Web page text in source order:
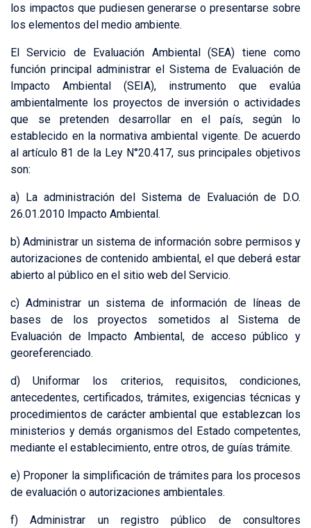
los impactos que pudiesen generarse o presentarse sobre
los elementos del medio ambiente.
El Servicio de Evaluación Ambiental (SEA) tiene como
función principal administrar el Sistema de Evaluación de
Impacto Ambiental (SEIA), instrumento que evalúa
ambientalmente los proyectos de inversión o actividades
que se pretenden desarrollar en el país, según lo
establecido en la normativa ambiental vigente. De acuerdo
al artículo 81 de la Ley N°20.417, sus principales objetivos
son:
a) La administración del Sistema de Evaluación de D.O.
26.01.2010 Impacto Ambiental.
b) Administrar un sistema de información sobre permisos y
autorizaciones de contenido ambiental, el que deberá estar
abierto al público en el sitio web del Servicio.
c) Administrar un sistema de información de líneas de
bases de los proyectos sometidos al Sistema de
Evaluación de Impacto Ambiental, de acceso público y
georeferenciado.
d) Uniformar los criterios, requisitos, condiciones,
antecedentes, certificados, trámites, exigencias técnicas y
procedimientos de carácter ambiental que establezcan los
ministerios y demás organismos del Estado competentes,
mediante el establecimiento, entre otros, de guías trámite.
e) Proponer la simplificación de trámites para los procesos
de evaluación o autorizaciones ambientales.
f) Administrar un registro público de consultores